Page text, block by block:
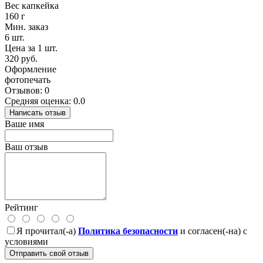
Вес капкейка
160 г
Мин. заказ
6 шт.
Цена за 1 шт.
320 руб.
Оформление
фотопечать
Отзывов: 0
Средняя оценка: 0.0
Написать отзыв
Ваше имя
Ваш отзыв
Рейтинг
Я прочитал(-а) Политика безопасности и согласен(-на) с
условиями
Отправить свой отзыв